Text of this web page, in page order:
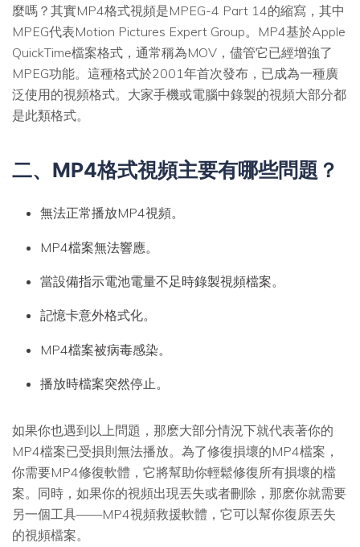
麼嗎？其實MP4格式視頻是MPEG-4 Part 14的縮寫，其中
MPEG代表Motion Pictures Expert Group。MP4基於Apple
QuickTime檔案格式，通常稱為MOV，儘管它已經增強了
MPEG功能。這種格式於2001年首次發布，已成為一種廣
泛使用的視頻格式。大家手機或電腦中錄製的視頻大部分都
是此類格式。
二、MP4格式視頻主要有哪些問題？
無法正常播放MP4視頻。
MP4檔案無法響應。
當設備指示電池電量不足時錄製視頻檔案。
記憶卡意外格式化。
MP4檔案被病毒感染。
播放時檔案突然停止。
如果你也遇到以上問題，那麽大部分情況下就代表著你的
MP4檔案已受損則無法播放。為了修復損壞的MP4檔案，
你需要MP4修復軟體，它將幫助你輕鬆修復所有損壞的檔
案。同時，如果你的視頻出現丟失或者刪除，那麽你就需要
另一個工具——MP4視頻救援軟體，它可以幫你復原丟失
的視頻檔案。